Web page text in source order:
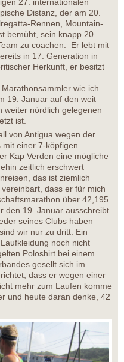
Distanz, der am 20.
Rennen, Mountain-
bemüht, sein knapp 20
zu coachen. Er lebt mit
in 17. Generation in
Herkunft, er besitzt
wie ich
19. Januar auf den weit
weiter nördlich gelegenen
ist.
von Antigua wegen der
mit einer 7-köpfigen
Kap Verden eine mögliche
zeitlich erschwert
das ist ziemlich
dass er für mich
über 42,195
den 19. Januar ausschreibt.
seines Clubs haben
wir nur zu dritt. Ein
noch nicht
Poloshirt bei einem
gesellt sich im
dass er wegen einer
mehr zum Laufen komme
und heute daran denke, 42